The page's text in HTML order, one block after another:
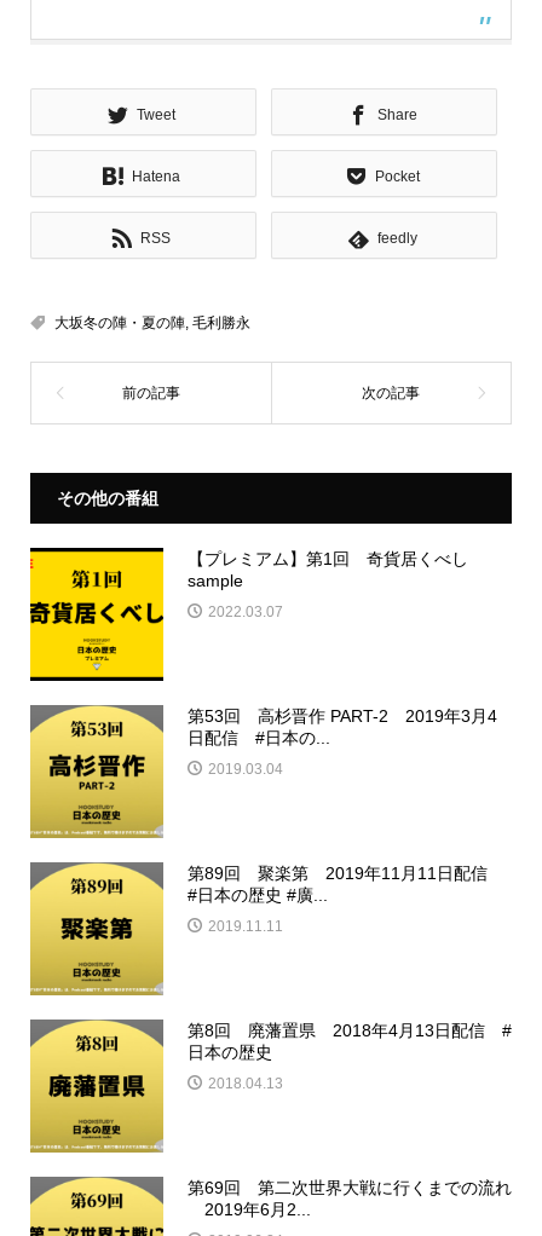
Tweet Share
Hatena Pocket
RSS feedly
大坂冬の陣・夏の陣, 毛利勝永
その他の番組
【プレミアム】第1回 奇貨居くべし
sample
2022.03.07
第53回 高杉晋作 PART-2 2019年3月4
日配信 #日本の...
2019.03.04
第89回 聚楽第 2019年11月11日配信
#日本の歴史 #廣...
2019.11.11
第8回 廃藩置県 2018年4月13日配信 #
日本の歴史
2018.04.13
第69回 第二次世界大戦に行くまでの流れ
2019年6月2...